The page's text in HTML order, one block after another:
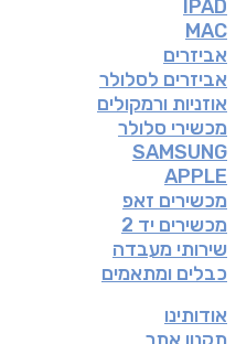
IPAD
MAC
אביזרים
אביזרים לסלולר
אוזניות ורמקולים
מכשירי סלולר
SAMSUNG
APPLE
מכשירים זאפ
מכשירים יד 2
שירותי מעבדה
כבלים ומתאמים
אודותינו